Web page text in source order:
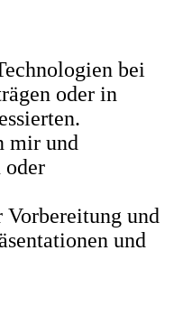
bei
oder in
mir und
oder
und
und